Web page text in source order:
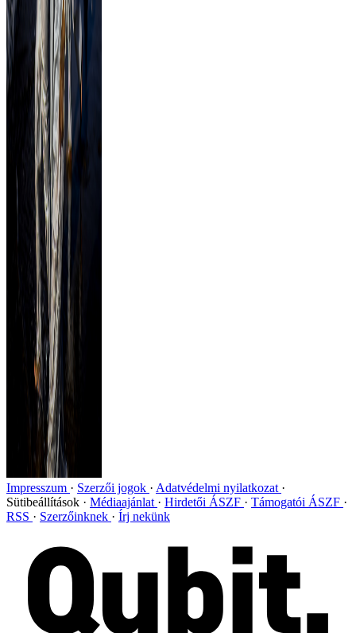
Impresszum Szerzői jogok
Adatvédelmi nyilatkozat
Sütibeállítások
Médiaajánlat Hirdetői ÁSZF
Támogatói ÁSZF
RSS
Szerzőinknek Írj nekünk